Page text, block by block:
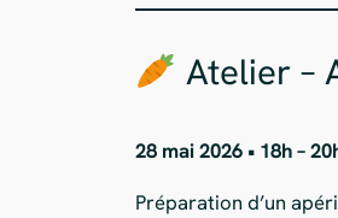
Atelier –
28 mai 2026 • 18h –
Préparation d’un